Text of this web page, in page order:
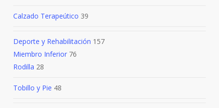
Calzado Terapeútico 39
Deporte y Rehabilitación 157
Miembro Inferior 76
Rodilla 28
Tobillo y Pie 48